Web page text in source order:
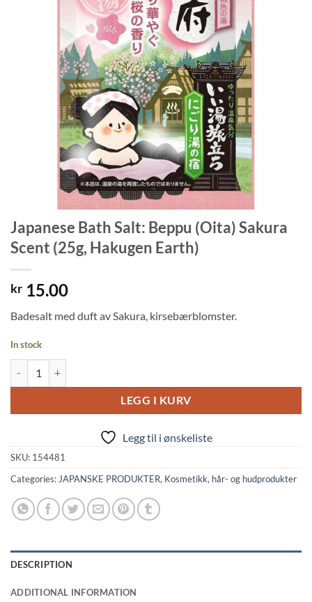
Japanese Bath Salt: Beppu (Oita) Sakura
Scent (25g, Hakugen Earth)
kr 15.00
Badesalt med duft av Sakura, kirsebærblomster.
In stock
LEGG I KURV
Legg til i ønskeliste
SKU: 154481
Categories: JAPANSKE PRODUKTER, Kosmetikk, hår- og hudprodukter
DESCRIPTION
ADDITIONAL INFORMATION